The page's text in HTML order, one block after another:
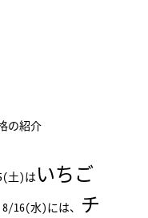
の紹介
土)は いちご
16(水)には、
チ